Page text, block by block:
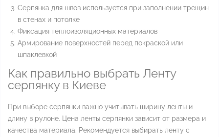
Серпянка для швов используется при заполнении трещин
в стенах и потолке
Фиксация теплоизоляционных материалов
Армирование поверхностей перед покраской или
шпаклевкой
Как правильно выбрать Ленту
серпянку в Киеве
При выборе серпянки важно учитывать ширину ленты и
длину в рулоне. Цена ленты серпянки зависит от размера и
качества материала. Рекомендуется выбирать ленту с